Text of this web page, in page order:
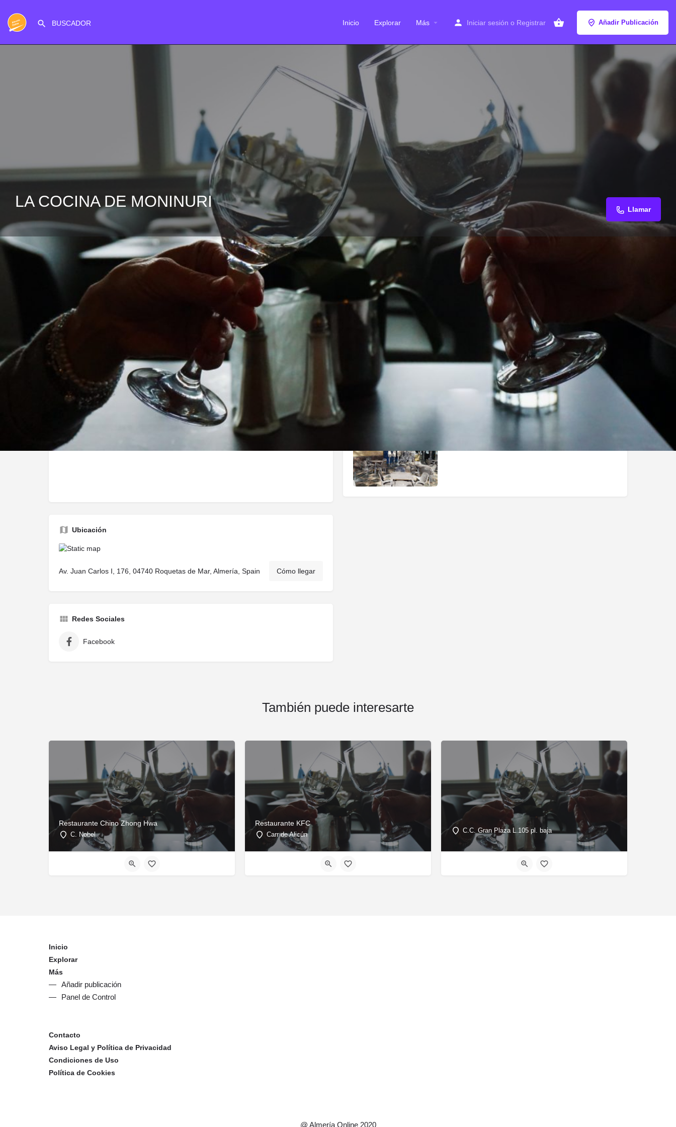
Inicio Explorar Más Iniciar sesión o Registrar Añadir Publicación
LA COCINA DE MONINURI Llamar
Detalles Opiniones
Guardar Informar
Ubicación
Av. Juan Carlos I, 176, 04740 Roquetas de Mar, Almería, Spain Cómo llegar
Redes Sociales
Facebook
641124012
También puede interesarte
Restaurante Chino Zhong Hwa
C. Nobel
Restaurante KFC
Carr de Alicún
C.C. Gran Plaza L.105 pl. baja
Inicio
Explorar
Más
Añadir publicación
Panel de Control
Contacto
Aviso Legal y Política de Privacidad
Condiciones de Uso
Política de Cookies
@ Almería Online 2020